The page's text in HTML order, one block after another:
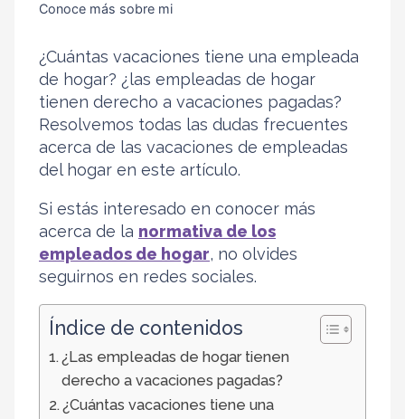
Conoce más sobre mi
¿Cuántas vacaciones tiene una empleada
de hogar? ¿las empleadas de hogar
tienen derecho a vacaciones pagadas?
Resolvemos todas las dudas frecuentes
acerca de las vacaciones de empleadas
del hogar en este artículo.
Si estás interesado en conocer más
acerca de la normativa de los
empleados de hogar, no olvides
seguirnos en redes sociales.
Índice de contenidos
¿Las empleadas de hogar tienen
derecho a vacaciones pagadas?
¿Cuántas vacaciones tiene una